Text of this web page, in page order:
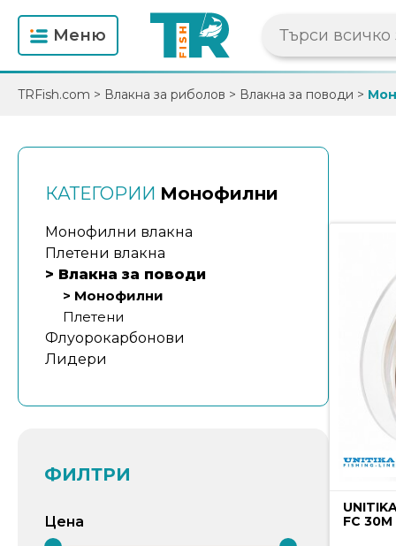
Mеню
TRFish.com > Влакна за риболов > Влакна за поводи >
КАТЕГОРИИ Монофилни
Монофилни влакна
Плетени влакна
> Влакна за поводи
> Монофилни
Плетени
Флуорокарбонови
Лидери
ФИЛТРИ
Цена
FC 30M